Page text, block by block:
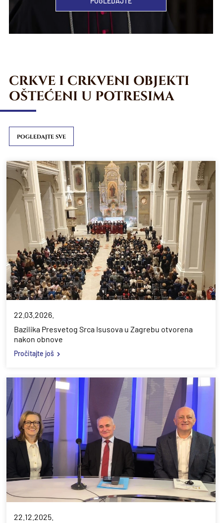
CRKVE I CRKVENI OBJEKTI
OŠTEĆENI U POTRESIMA
POGLEDAJTE SVE
22.03.2026.
Bazilika Presvetog Srca Isusova u Zagrebu otvorena
nakon obnove
Pročitajte još
22.12.2025.